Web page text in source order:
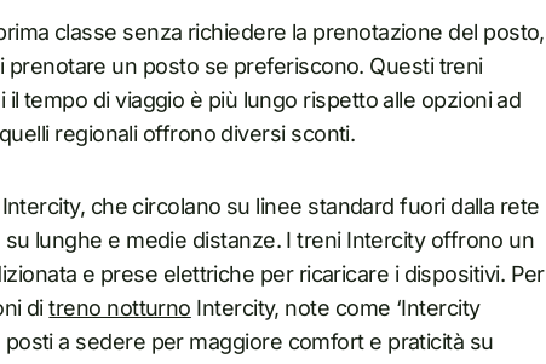
classe senza richiedere la prenotazione del posto,
un posto se preferiscono. Questi treni
tempo di viaggio è più lungo rispetto alle opzioni ad
regionali offrono diversi sconti.
che circolano su linee standard fuori dalla rete
lunghe e medie distanze. I treni Intercity offrono un
e prese elettriche per ricaricare i dispositivi. Per
ditreno notturno Intercity, note come ‘Intercity
a sedere per maggiore comfort e praticità su